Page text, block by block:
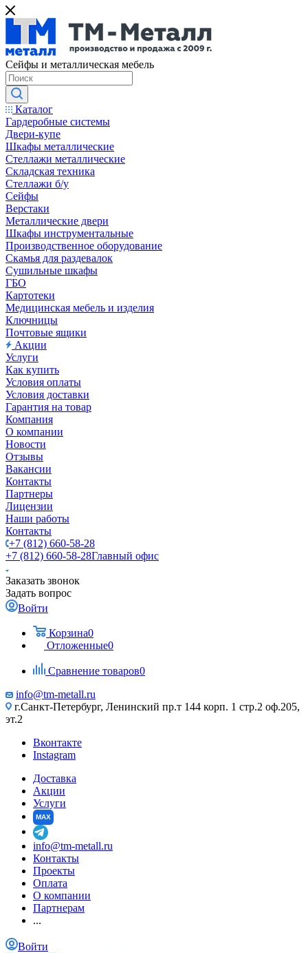
Сейфы и металлическая мебель
Каталог
Гардеробные системы
Двери-купе
Шкафы металлические
Стеллажи металлические
Складская техника
Стеллажи б/у
Сейфы
Верстаки
Металлические двери
Шкафы инструментальные
Производственное оборудование
Скамья для раздевалок
Сушильные шкафы
ГБО
Картотеки
Медицинская мебель и изделия
Ключницы
Почтовые ящики
Акции
Услуги
Как купить
Условия оплаты
Условия доставки
Гарантия на товар
Компания
О компании
Новости
Отзывы
Вакансии
Контакты
Партнеры
Лицензии
Наши работы
Контакты
+7 (812) 660-58-28
+7 (812) 660-58-28Главный офис
Заказать звонок
Задать вопрос
Войти
Корзина0
Отложенные0
Сравнение товаров0
info@tm-metall.ru
г.Санкт-Петербург, Ленинский пр.т 144 корп. 1 стр.2 оф.205,
эт.2
Вконтакте
Instagram
Доставка
Акции
Услуги
MAX
info@tm-metall.ru
Контакты
Проекты
Оплата
О компании
Партнерам
...
Войти